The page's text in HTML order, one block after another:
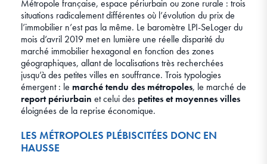
Métropole française, espace périurbain ou zone rurale : trois
situations radicalement différentes où l’évolution du prix de
l’immobilier n’est pas la même. Le baromètre LPI-SeLoger du
mois d’avril 2019 met en lumière une réelle disparité du
marché immobilier hexagonal en fonction des zones
géographiques, allant de localisations très recherchées
jusqu’à des petites villes en souffrance. Trois typologies
émergent : le marché tendu des métropoles, le marché de
report périurbain et celui des petites et moyennes villes
éloignées de la reprise économique.
LES MÉTROPOLES PLÉBISCITÉES DONC EN
HAUSSE